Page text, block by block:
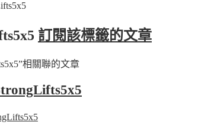
訂閱該標籤的文章
相關聯的文章